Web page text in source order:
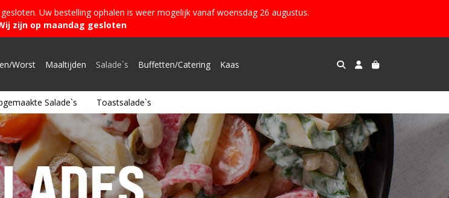
Uw bestelling ophalen is weer mogelijk vanaf woensdag 26 augustus.
zijn op maandag gesloten
Worst Maaltijden Salade`s Buffetten/Catering Kaas
Salade`s Toastsalade`s